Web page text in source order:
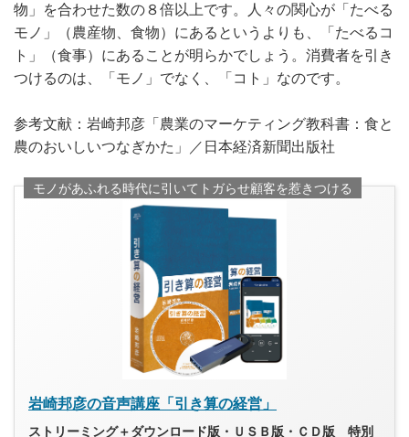
物」を合わせた数の８倍以上です。人々の関心が「たべる
モノ」（農産物、食物）にあるというよりも、「たべるコ
ト」（食事）にあることが明らかでしょう。消費者を引き
つけるのは、「モノ」でなく、「コト」なのです。
参考文献：岩崎邦彦「農業のマーケティング教科書：食と
農のおいしいつなぎかた」／日本経済新聞出版社
モノがあふれる時代に引いてトガらせ顧客を惹きつける
岩崎邦彦の音声講座「引き算の経営」
ストリーミング＋ダウンロード版・ＵＳＢ版・ＣＤ版 特別